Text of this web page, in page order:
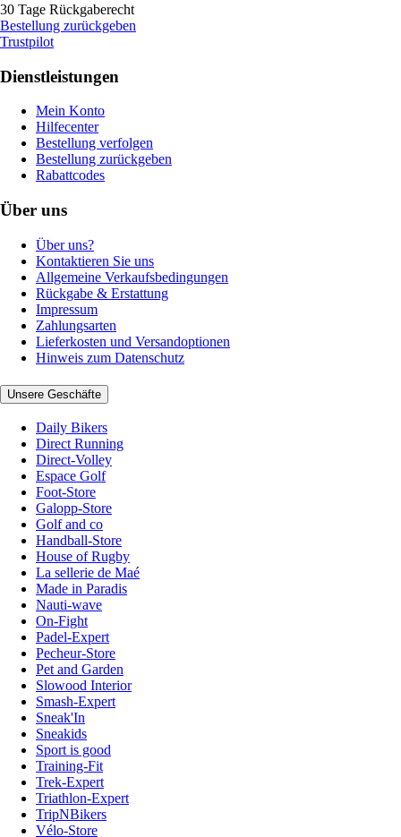
30 Tage Rückgaberecht
Bestellung zurückgeben
Trustpilot
Dienstleistungen
Mein Konto
Hilfecenter
Bestellung verfolgen
Bestellung zurückgeben
Rabattcodes
Über uns
Über uns?
Kontaktieren Sie uns
Allgemeine Verkaufsbedingungen
Rückgabe & Erstattung
Impressum
Zahlungsarten
Lieferkosten und Versandoptionen
Hinweis zum Datenschutz
Unsere Geschäfte
Daily Bikers
Direct Running
Direct-Volley
Espace Golf
Foot-Store
Galopp-Store
Golf and co
Handball-Store
House of Rugby
La sellerie de Maé
Made in Paradis
Nauti-wave
On-Fight
Padel-Expert
Pecheur-Store
Pet and Garden
Slowood Interior
Smash-Expert
Sneak'In
Sneakids
Sport is good
Training-Fit
Trek-Expert
Triathlon-Expert
TripNBikers
Vélo-Store